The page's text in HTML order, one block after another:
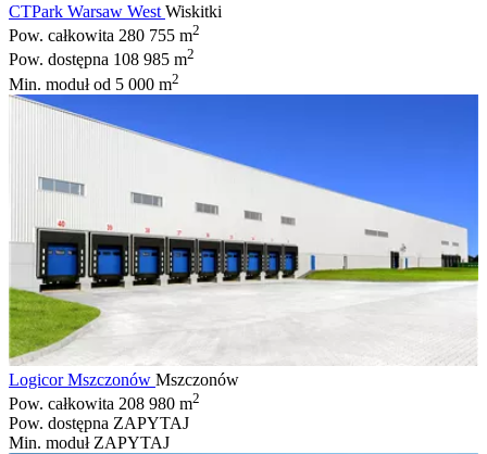
CTPark Warsaw West Wiskitki
Pow. całkowita 280 755 m2
Pow. dostępna 108 985 m2
Min. modułod 5 000 m2
Logicor Mszczonów Mszczonów
Pow. całkowita 208 980 m2
Pow. dostępna ZAPYTAJ
Min. moduł ZAPYTAJ